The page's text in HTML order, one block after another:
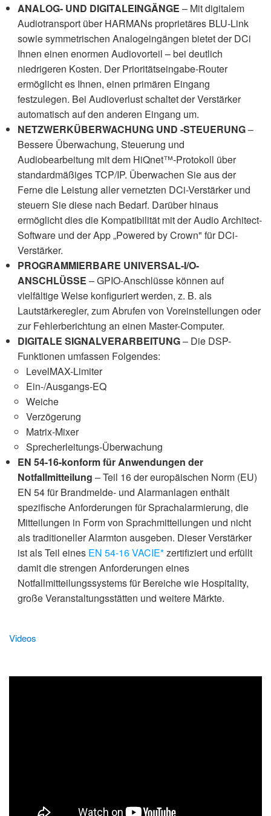
ANALOG- UND DIGITALEINGÄNGE – Mit digitalem
Audiotransport über HARMANs proprietäres BLU-Link
sowie symmetrischen Analogeingängen bietet der DCi
Ihnen einen enormen Audiovorteil – bei deutlich
niedrigeren Kosten. Der Prioritätseingabe-Router
ermöglicht es Ihnen, einen primären Eingang
festzulegen. Bei Audioverlust schaltet der Verstärker
automatisch auf den anderen Eingang um.
NETZWERKÜBERWACHUNG UND -STEUERUNG–
Bessere Überwachung, Steuerung und
Audiobearbeitung mit dem HiQnet™-Protokoll über
standardmäßiges TCP/IP. Überwachen Sie aus der
Ferne die Leistung aller vernetzten DCi-Verstärker und
steuern Sie diese nach Bedarf. Darüber hinaus
ermöglicht dies die Kompatibilität mit der Audio Architect-
Software und der App „Powered by Crown" für DCi-
Verstärker.
PROGRAMMIERBARE UNIVERSAL-I/O-
ANSCHLÜSSE – GPIO-Anschlüsse können auf
vielfältige Weise konfiguriert werden, z. B. als
Lautstärkeregler, zum Abrufen von Voreinstellungen oder
zur Fehlerberichtung an einen Master-Computer.
DIGITALE SIGNALVERARBEITUNG– Die DSP-
Funktionen umfassen Folgendes:
LevelMAX-Limiter
Ein-/Ausgangs-EQ
Weiche
Verzögerung
Matrix-Mixer
Sprecherleitungs-Überwachung
EN 54-16-konform für Anwendungen der
Notfallmitteilung – Teil 16 der europäischen Norm (EU)
EN 54 für Brandmelde- und Alarmanlagen enthält
spezifische Anforderungen für Sprachalarmierung, die
Mitteilungen in Form von Sprachmitteilungen und nicht
als traditioneller Alarmton ausgeben. Dieser Verstärker
ist als Teil eines EN 54-16 VACIE*zertifiziert und erfüllt
damit die strengen Anforderungen eines
Notfallmitteilungssystems für Bereiche wie Hospitality,
große Veranstaltungsstätten und weitere Märkte.
Videos